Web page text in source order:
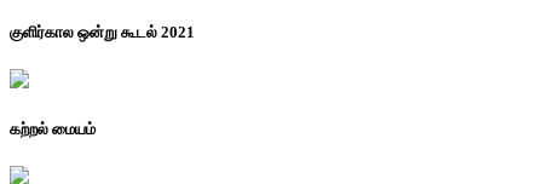
குளிர்கால ஒன்று கூடல் 2021
கற்றல் மையம்